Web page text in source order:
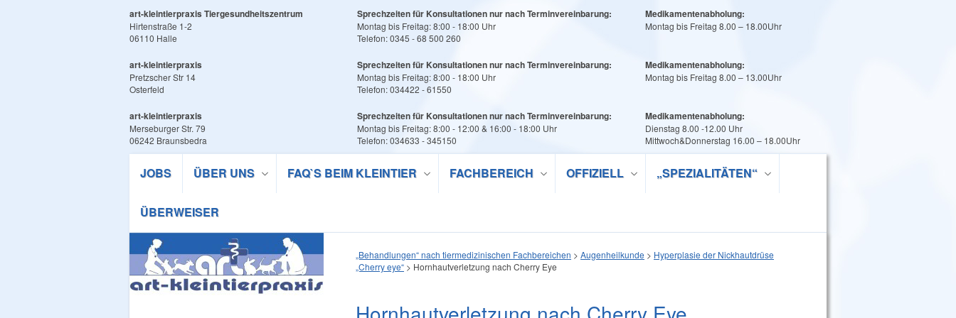
art-kleintierpraxis Tiergesundheitszentrum
Hirtenstraße 1-2
06110 Halle
Sprechzeiten für Konsultationen nur nach Terminvereinbarung:
Montag bis Freitag: 8:00 - 18:00 Uhr
Telefon: 0345 - 68 500 260
Medikamentenabholung:
Montag bis Freitag 8.00 – 18.00Uhr
art-kleintierpraxis
Pretzscher Str 14
Osterfeld
Sprechzeiten für Konsultationen nur nach Terminvereinbarung:
Montag bis Freitag: 8:00 - 18:00 Uhr
Telefon: 034422 - 61550
Medikamentenabholung:
Montag bis Freitag 8.00 – 13.00Uhr
art-kleintierpraxis
Merseburger Str. 79
06242 Braunsbedra
Sprechzeiten für Konsultationen nur nach Terminvereinbarung:
Montag bis Freitag: 8:00 - 12:00 & 16:00 - 18:00 Uhr
Telefon: 034633 - 345150
Medikamentenabholung:
Dienstag 8.00 -12.00 Uhr
Mittwoch&Donnerstag 16.00 – 18.00Uhr
JOBS ÜBER UNS FAQ`S BEIM KLEINTIER FACHBEREICH OFFIZIELL „SPEZIALITÄTEN“
ÜBERWEISER
„Behandlungen“ nach tiermedizinischen Fachbereichen > Augenheilkunde > Hyperplasie der Nickhautdrüse
„Cherry eye“ > Hornhautverletzung nach Cherry Eye